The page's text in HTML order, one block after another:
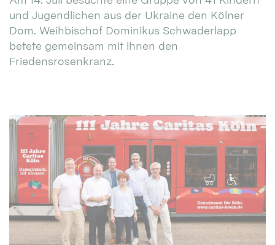
und Jugendlichen aus der Ukraine den Kölner
Dom. Weihbischof Dominikus Schwaderlapp
betete gemeinsam mit ihnen den
Friedensrosenkranz.